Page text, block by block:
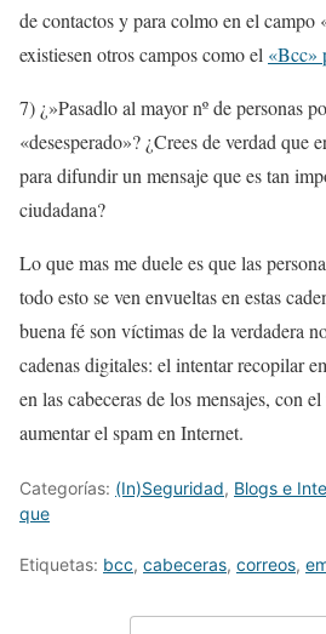
de contactos y para colmo en el campo
existiesen otros campos como el «Bcc»
7) ¿»Pasadlo al mayor nº de personas
«desesperado»? ¿Crees de verdad que
para difundir un mensaje que es tan
ciudadana?
Lo que mas me duele es que las
todo esto se ven envueltas en estas
buena fé son víctimas de la verdadera
cadenas digitales: el intentar recopilar
en las cabeceras de los mensajes, con
aumentar el spam en Internet.
Categorías: (In)Seguridad, Blogs e
que
Etiquetas: bcc, cabeceras, correos,